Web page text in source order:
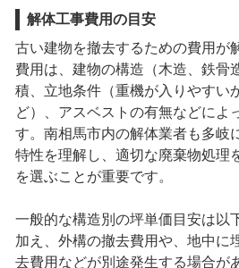
解体工事費用の目安
古い建物を撤去するための費用が
費用は、建物の構造（木造、鉄骨
積、立地条件（重機が入りやすい
ど）、アスベストの有無などによ
す。南相馬市内の解体業者も多岐
特性を理解し、適切な廃棄物処理
を選ぶことが重要です。
一般的な構造別の坪単価目安は以
加え、外構の撤去費用や、地中に
去費用などが別途発生する場合が